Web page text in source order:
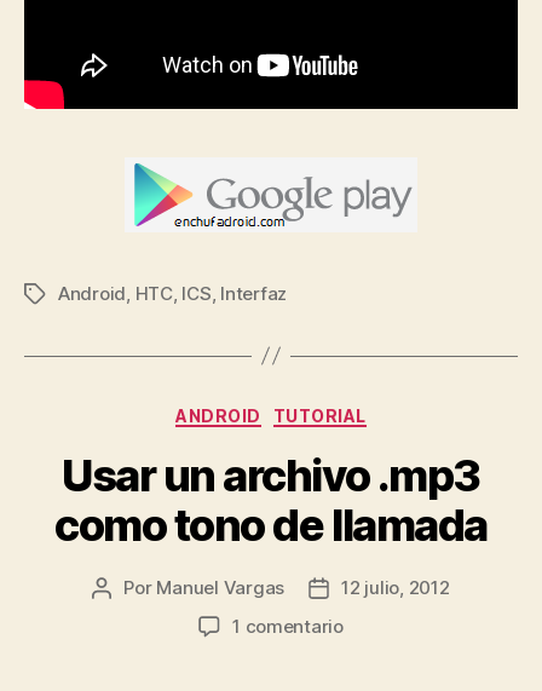
Etiquetas
Android HTC, ICS Interfaz
Categorías
ANDROID TUTORIAL
Usar un archivo .mp3
como tono de llamada
Autor
Por Manuel Vargas
Fecha
de
12 julio, 2012
1 comentarioen